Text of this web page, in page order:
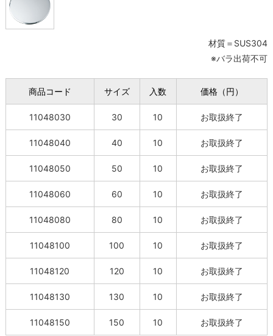
材質＝SUS304
※バラ出荷不可
商品コード サイズ 入数 価格（円）
11048030 30 10 お取扱終了
11048040 40 10 お取扱終了
11048050 50 10 お取扱終了
11048060 60 10 お取扱終了
11048080 80 10 お取扱終了
11048100 100 10 お取扱終了
11048120 120 10 お取扱終了
11048130 130 10 お取扱終了
11048150 150 10 お取扱終了